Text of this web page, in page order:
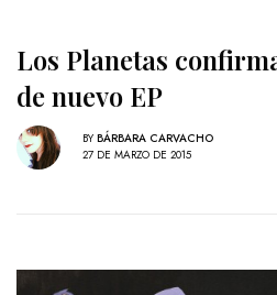
Los Planetas
de nuevo EP
BY BÁRBARA CARVACHO
27 DE MARZO DE 2015